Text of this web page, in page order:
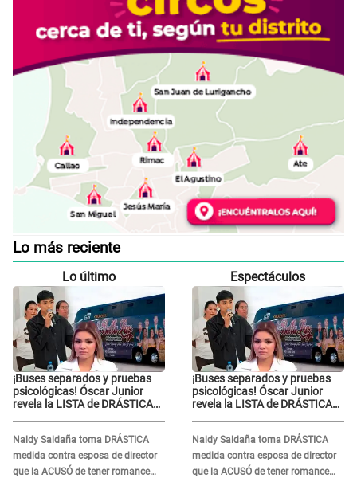
Lo más reciente
Lo último
¡Buses separados y pruebas
psicológicas! Óscar Junior
revela la LISTA de DRÁSTICAS
Naldy Saldaña
Naldy Saldaña toma DRÁSTICA
medida contra esposa de director
que la ACUSÓ de tener romance
Espectáculos
¡Buses separados y pruebas
psicológicas! Óscar Junior
revela la LISTA de DRÁSTICAS
Naldy Saldaña
Naldy Saldaña toma DRÁSTICA
medida contra esposa de director
que la ACUSÓ de tener romance